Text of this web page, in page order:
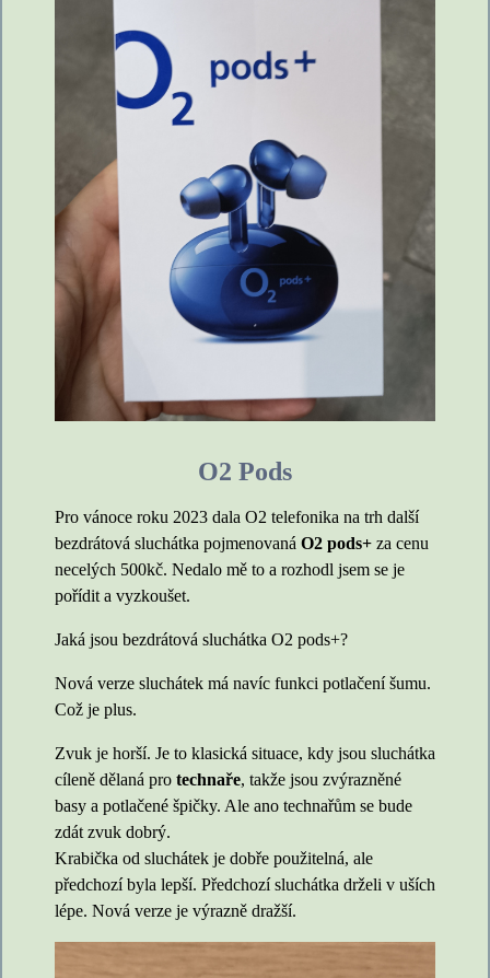
O2 Pods
Pro vánoce roku 2023 dala O2 telefonika na trh další
bezdrátová sluchátka pojmenovaná O2 pods+ za cenu
necelých 500kč. Nedalo mě to a rozhodl jsem se je
pořídit a vyzkoušet.
Jaká jsou bezdrátová sluchátka O2 pods+?
Nová verze sluchátek má navíc funkci potlačení šumu.
Což je plus.
Zvuk je horší. Je to klasická situace, kdy jsou sluchátka
cíleně dělaná pro technaře, takže jsou zvýrazněné
basy a potlačené špičky. Ale ano technařům se bude
zdát zvuk dobrý.
Krabička od sluchátek je dobře použitelná, ale
předchozí byla lepší. Předchozí sluchátka drželi v uších
lépe. Nová verze je výrazně dražší.